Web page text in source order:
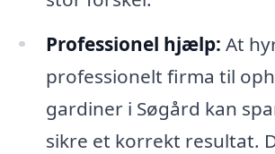
Professionel hjælp: At
professionelt firma til
gardiner i Søgård kan
sikre et korrekt resultat.